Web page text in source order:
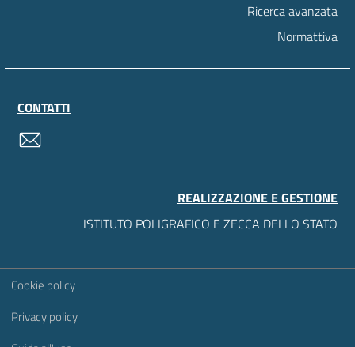
Ricerca avanzata
Normattiva
CONTATTI
REALIZZAZIONE E GESTIONE
ISTITUTO POLIGRAFICO E ZECCA DELLO STATO
Sezione Link Utili
Cookie policy
Privacy policy